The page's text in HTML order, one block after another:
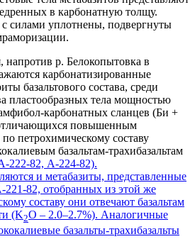
в карбонатную толщу.
с силами уплотнены, подвергнуты
напротив р. Белокопытовка в
карбонатизированные
базальтового состава, среди
пластообразных тела мощностью
карбонатных сланцев (Би +
повышенным
петрохимическому составу
базальтам-трахибазальтам
222-82, А-224-82).
и метабазиты, представленные
82, отобранных из этой же
составу они отвечают базальтам
(K2O – 2.0–2.7%). Аналогичные
базальты-трахибазальты